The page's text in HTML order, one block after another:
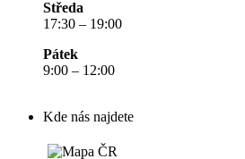
Středa
17:30 – 19:00
Pátek
9:00 – 12:00
Kde nás najdete